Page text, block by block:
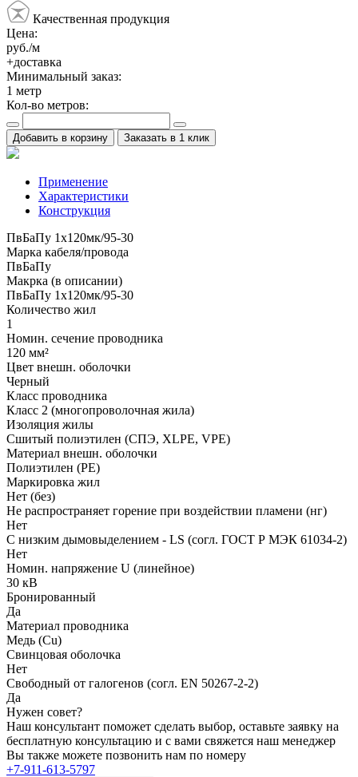
Качественная продукция
Цена:
руб./м
+доставка
Минимальный заказ:
1 метр
Кол-во метров:
Добавить в корзину Заказать в 1 клик
Применение
Характеристики
Конструкция
ПвБаПу 1х120мк/95-30
Марка кабеля/провода
ПвБаПу
Макрка (в описании)
ПвБаПу 1х120мк/95-30
Количество жил
1
Номин. сечение проводника
120 мм²
Цвет внешн. оболочки
Черный
Класс проводника
Класс 2 (многопроволочная жила)
Изоляция жилы
Сшитый полиэтилен (СПЭ, XLPE, VPE)
Материал внешн. оболочки
Полиэтилен (PE)
Маркировка жил
Нет (без)
Не распространяет горение при воздействии пламени (нг)
Нет
С низким дымовыделением - LS (согл. ГОСТ Р МЭК 61034-2)
Нет
Номин. напряжение U (линейное)
30 кВ
Бронированный
Да
Материал проводника
Медь (Cu)
Свинцовая оболочка
Нет
Свободный от галогенов (согл. EN 50267-2-2)
Да
Нужен совет?
Наш консультант поможет сделать выбор, оставьте заявку на
бесплатную консультацию и с вами свяжется наш менеджер
Вы также можете позвонить нам по номеру
+7-911-613-5797